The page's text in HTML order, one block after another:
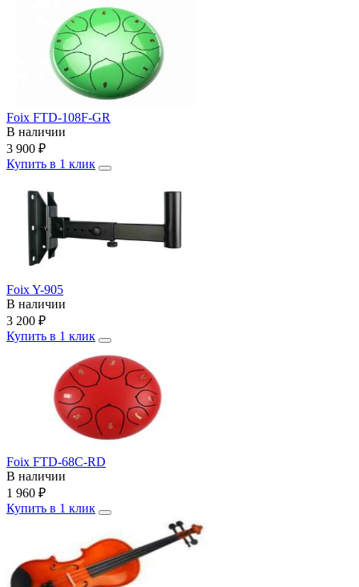
Foix FTD-108F-GR
В наличии
3 900 ₽
Купить в 1 клик
Foix Y-905
В наличии
3 200 ₽
Купить в 1 клик
Foix FTD-68C-RD
В наличии
1 960 ₽
Купить в 1 клик